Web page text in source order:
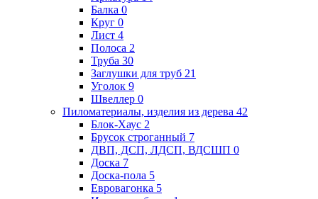
Балка 0
Круг 0
Лист 4
Полоса 2
Труба 30
Заглушки для труб 21
Уголок 9
Швеллер 0
Пиломатериалы, изделия из дерева 42
Блок-Хаус 2
Брусок строганный 7
ДВП, ДСП, ЛДСП, ВДСШП 0
Доска 7
Доска-пола 5
Евровагонка 5